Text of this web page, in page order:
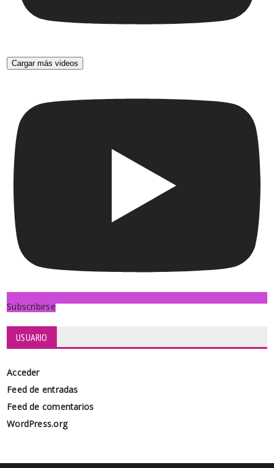
Cargar más videos
Subscribirse
USUARIO
Acceder
Feed de entradas
Feed de comentarios
WordPress.org